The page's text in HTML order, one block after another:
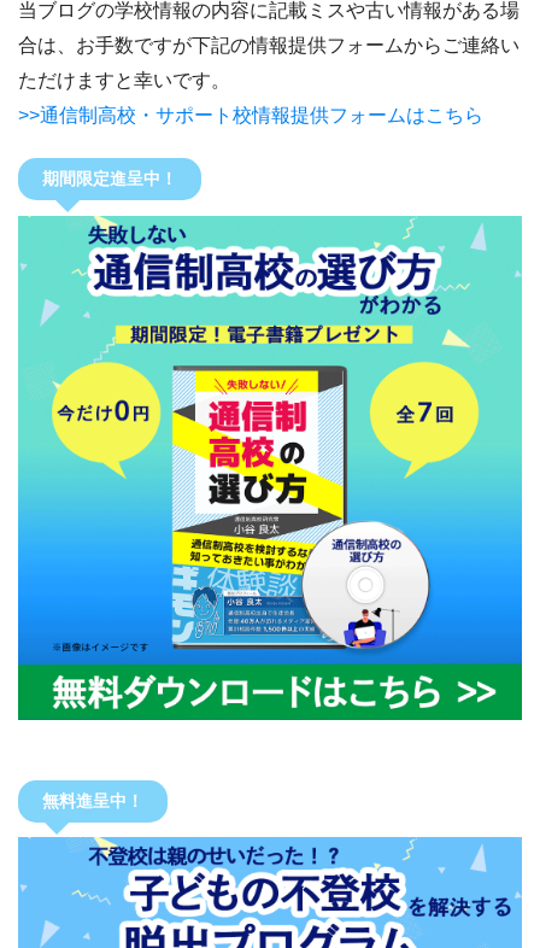
当ブログの学校情報の内容に記載ミスや古い情報がある場
合は、お手数ですが下記の情報提供フォームからご連絡い
ただけますと幸いです。
>>通信制高校・サポート校情報提供フォームはこちら
期間限定進呈中！
無料進呈中！